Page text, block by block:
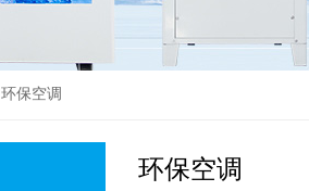
环保空调
环保空调